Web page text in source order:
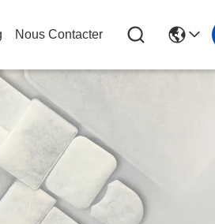
Nous Contacter